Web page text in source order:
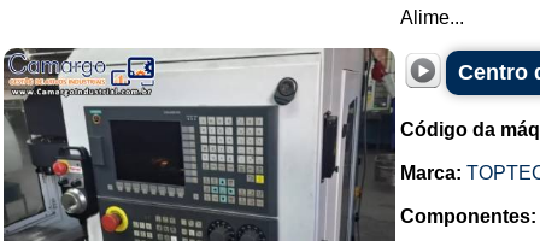
Alime...
Centro
Código da
Marca:
Componentes: